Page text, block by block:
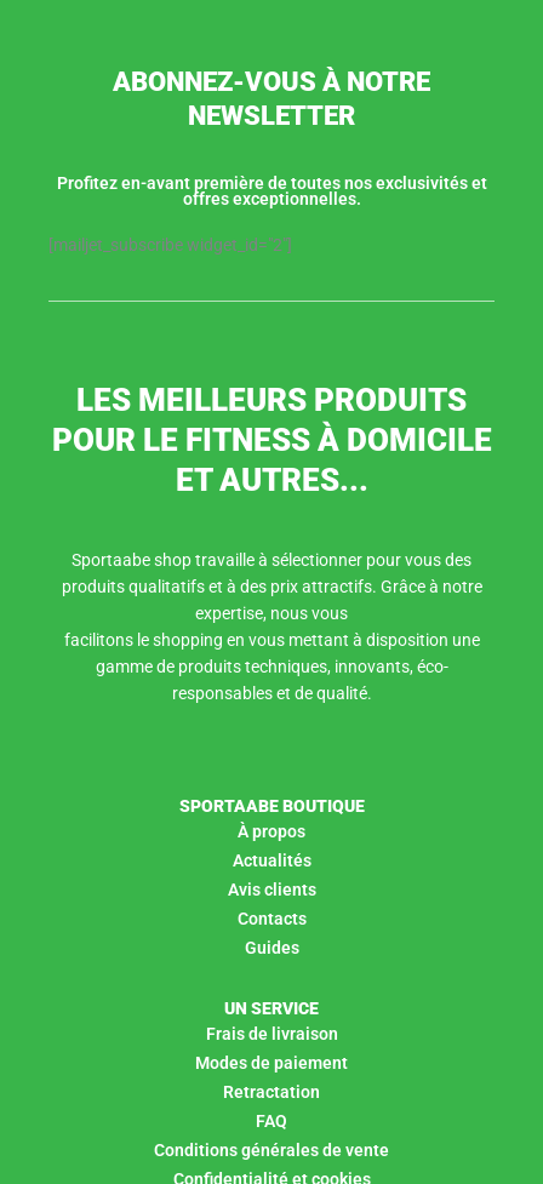
ABONNEZ-VOUS À NOTRE
NEWSLETTER
Profitez en-avant première de toutes nos exclusivités et
offres exceptionnelles.
[mailjet_subscribe widget_id="2"]
LES MEILLEURS PRODUITS
POUR LE FITNESS À DOMICILE
ET AUTRES...
Sportaabe shop travaille à sélectionner pour vous des
produits qualitatifs et à des prix attractifs. Grâce à notre
expertise, nous vous
facilitons le shopping en vous mettant à disposition une
gamme de produits techniques, innovants, éco-
responsables et de qualité.
SPORTAABE BOUTIQUE
À propos
Actualités
Avis clients
Contacts
Guides
UN SERVICE
Frais de livraison
Modes de paiement
Retractation
FAQ
Conditions générales de vente
Confidentialité et cookies